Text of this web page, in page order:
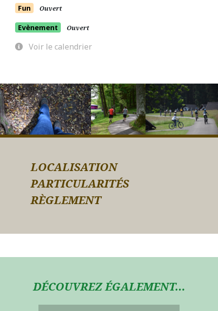
Fun Ouvert
Evènement Ouvert
Voir le calendrier
LOCALISATION
PARTICULARITÉS
RÈGLEMENT
DÉCOUVREZ ÉGALEMENT...